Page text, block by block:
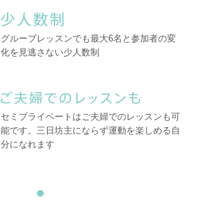
グループレッスンでも最大6名と参加者の変
化を見逃さない少人数制
セミプライベートはご夫婦でのレッスンも可
能です。三日坊主にならず運動を楽しめる自
分になれます